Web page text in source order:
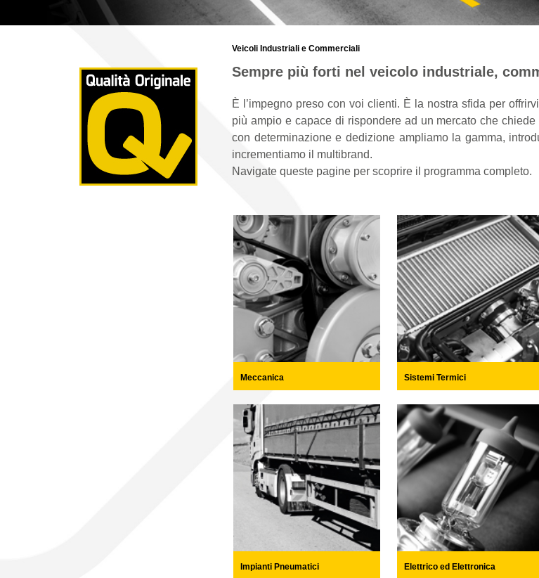
Veicoli Industriali e Commerciali
Sempre più forti nel veicolo industriale,
È l’impegno preso con voi clienti. È la nostra sfida per
più ampio e capace di rispondere ad un mercato che
con determinazione e dedizione ampliamo la gamma,
incrementiamo il multibrand.
Navigate queste pagine per scoprire il programma completo.
Meccanica Sistemi Termici
Impianti Pneumatici Elettrico ed Elettronica